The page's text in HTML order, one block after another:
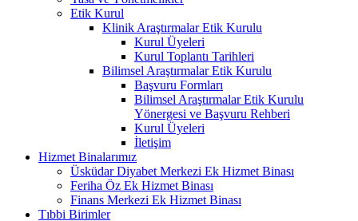
Etik Kurul
Klinik Araştırmalar Etik Kurulu
Kurul Üyeleri
Kurul Toplantı Tarihleri
Bilimsel Araştırmalar Etik Kurulu
Başvuru Formları
Bilimsel Araştırmalar Etik Kurulu
Yönergesi ve Başvuru Rehberi
Kurul Üyeleri
İletişim
Hizmet Binalarımız
Üsküdar Diyabet Merkezi Ek Hizmet Binası
Feriha Öz Ek Hizmet Binası
Finans Merkezi Ek Hizmet Binası
Tıbbi Birimler